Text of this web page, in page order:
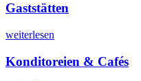
Gaststätten
weiterlesen
Konditoreien & Cafés